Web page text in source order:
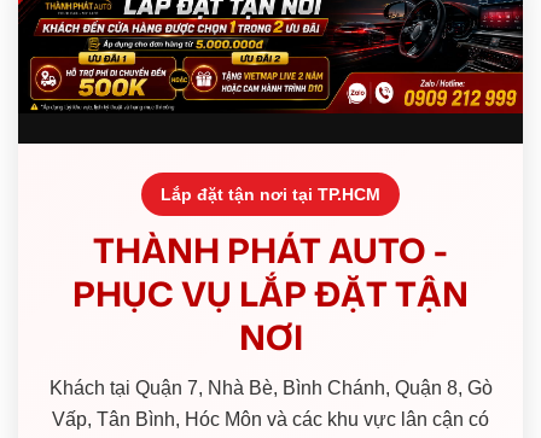
Lắp đặt tận nơi tại TP.HCM
THÀNH PHÁT AUTO -
PHỤC VỤ LẮP ĐẶT TẬN
NƠI
Khách tại Quận 7, Nhà Bè, Bình Chánh, Quận 8, Gò
Vấp, Tân Bình, Hóc Môn và các khu vực lân cận có